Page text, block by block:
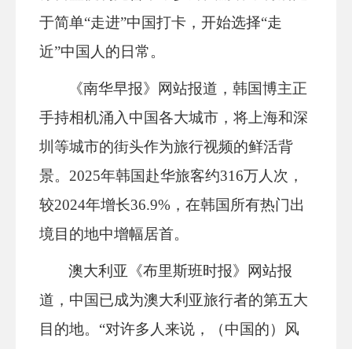
于简单“走进”中国打卡，开始选择“走
近”中国人的日常。
《南华早报》网站报道，韩国博主正
手持相机涌入中国各大城市，将上海和深
圳等城市的街头作为旅行视频的鲜活背
景。2025年韩国赴华旅客约316万人次，
较2024年增长36.9%，在韩国所有热门出
境目的地中增幅居首。
澳大利亚《布里斯班时报》网站报
道，中国已成为澳大利亚旅行者的第五大
目的地。“对许多人来说，（中国的）风